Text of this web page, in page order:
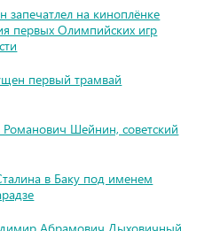
запечатлел на киноплёнке
первых Олимпийских игр
первый трамвай
Романович Шейнин, советский
в Баку под именем